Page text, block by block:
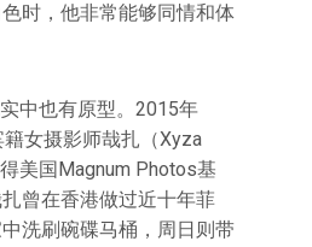
时，他非常能够同情和体
中也有原型。2015年
女摄影师哉扎（Xyza
美国Magnum Photos基
曾在香港做过近十年菲
洗刷碗碟马桶，周日则带